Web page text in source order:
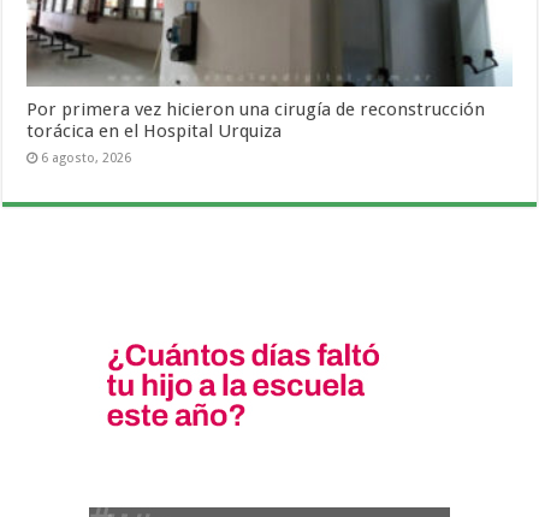
Por primera vez hicieron una cirugía de reconstrucción
torácica en el Hospital Urquiza
6 agosto, 2026